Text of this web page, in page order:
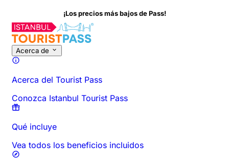
¡Los precios más bajos de Pass!
Acerca de
Acerca del Tourist Pass
Conozca Istanbul Tourist Pass
Qué incluye
Vea todos los beneficios incluidos
Sobre esta actividad Descripción general Horarios y Duración